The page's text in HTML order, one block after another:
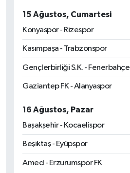
15 Ağustos, Cumartesi
Konyaspor - Rizespor
Kasımpaşa - Trabzonspor
Gençlerbirliği S.K. - Fenerbahçe
Gaziantep FK - Alanyaspor
16 Ağustos, Pazar
Başakşehir - Kocaelispor
Beşiktaş - Eyüpspor
Amed - Erzurumspor FK